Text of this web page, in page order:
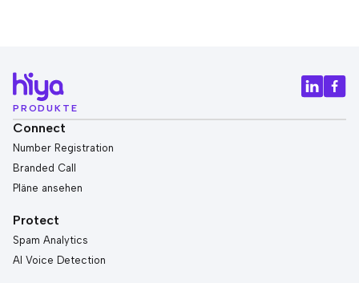
PRODUKTE
Connect
Number Registration
Branded Call
Pläne ansehen
Protect
Spam Analytics
AI Voice Detection